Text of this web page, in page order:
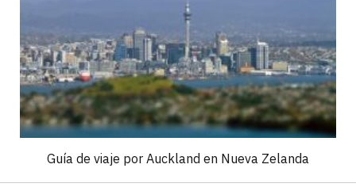
Guía de viaje por Auckland en Nueva Zelanda